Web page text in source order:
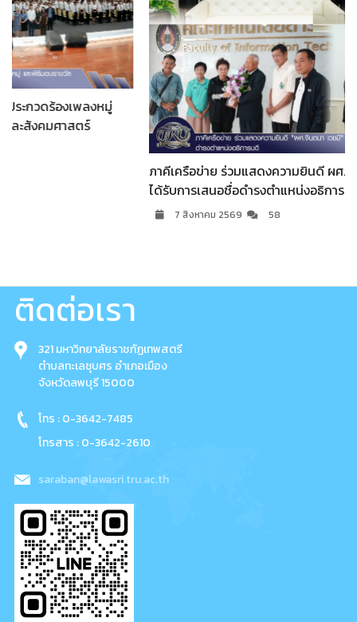
ภาคีเครือข่าย ร่วมแสดงความยินดี ผศ.จินตนา เวชมี ในโอกาส
ได้รับการเสนอชื่อดำรงตำแหน่งอธิการบดี
ติดต่อเรา
321 มหาวิทยาลัยราชภัฏเทพสตรี
ตำบลทะเลชุบศร อำเภอเมือง
จังหวัดลพบุรี 15000
โทร : 0-3642-7485
โทรสาร : 0-3642-2610
saraban@lawasri.tru.ac.th